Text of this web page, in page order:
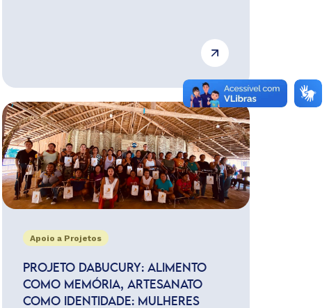
Apoio a Projetos
PROJETO DABUCURY: ALIMENTO
COMO MEMÓRIA, ARTESANATO
COMO IDENTIDADE: MULHERES